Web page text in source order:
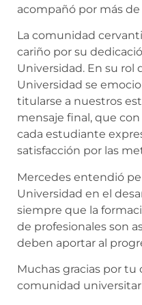
acompañó por más de
La comunidad
cariño por su
Universidad. En su rol
Universidad se
titularse a nuestros
mensaje final, que
cada estudiante
satisfacción por las
Mercedes entendió
Universidad en el
siempre que la
de profesionales son
deben aportar al
Muchas gracias por
comunidad